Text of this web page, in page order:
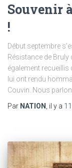
Souvenir
!
Début septembre
Résistance de Bruly
également
lui ont rendu
Couvin. Nous
Par NATION , il y a